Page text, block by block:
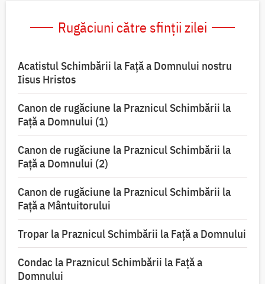
Rugăciuni către sfinții zilei
Acatistul Schimbării la Faţă a Domnului nostru
Iisus Hristos
Canon de rugăciune la Praznicul Schimbării la
Faţă a Domnului (1)
Canon de rugăciune la Praznicul Schimbării la
Faţă a Domnului (2)
Canon de rugăciune la Praznicul Schimbării la
Față a Mântuitorului
Tropar la Praznicul Schimbării la Faţă a Domnului
Condac la Praznicul Schimbării la Faţă a
Domnului